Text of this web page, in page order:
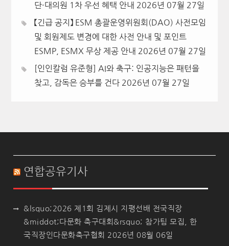
단·대의원 1차 우선 혜택 안내 2026년 07월 27일
【긴급 공지】 ESM 총괄운영위원회(DAO) 사전모임
및 회원제도 변경에 대한 사전 안내 및 포인트
ESMP, ESMX 무상 제공 안내 2026년 07월 27일
[인인칼럼 유준형] AI와 축구: 인공지능은 패턴을
찾고, 감독은 승부를 건다 2026년 07월 27일
연합공유기사
&lsquo;2026 제1회 김제시 지평선배 전국직장
&middot;다문화 축구대회&rsquo; 참가팀 모집, 한
국직장인다문화축구협회 2026년 08월 06일